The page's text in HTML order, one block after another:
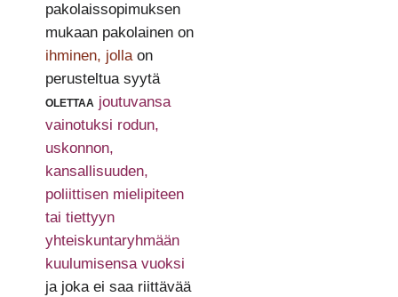
pakolaissopimuksen
mukaan pakolainen on
ihminen, jollaon
perusteltua syytä
olettaa joutuvansa
vainotuksi rodun,
uskonnon,
kansallisuuden,
poliittisen mielipiteen
tai tiettyyn
yhteiskuntaryhmään
kuulumisensa vuoksi
ja joka ei saa riittävää